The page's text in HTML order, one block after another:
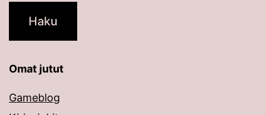
Omat jutut
Gameblog